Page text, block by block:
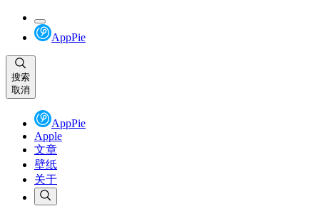
AppPie
搜索
取消
AppPie
Apple
文章
壁纸
关于